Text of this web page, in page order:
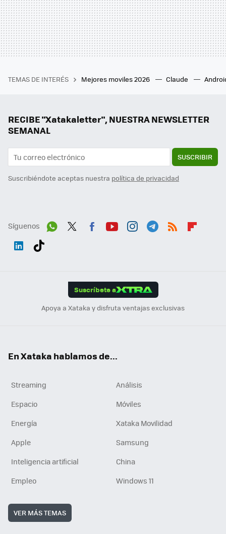
TEMAS DE INTERÉS Mejores moviles 2026 Claude
RECIBE "Xatakaletter", NUESTRA NEWSLETTER
SEMANAL
SUSCRIBIR
Suscribiéndote aceptas nuestra política de privacidad
Síguenos
Suscríbete a
Apoya a Xataka y disfruta ventajas exclusivas
En Xataka hablamos de...
Streaming
Análisis
Espacio
Móviles
Energía
Xataka Movilidad
Apple
Samsung
Inteligencia artificial
China
Empleo
Windows 11
VER MÁS TEMAS